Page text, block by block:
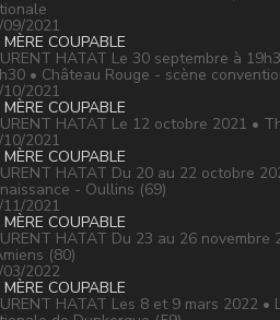
09/2021
COUPABLE
HATAT Le 30 septembre à
• Château Rouge - scène
10/2021
COUPABLE
HATAT Le 12 octobre 2021 •
10/2021
COUPABLE
HATAT Du 20 au 22 octobre
- Oullins (69)
11/2021
COUPABLE
HATAT Du 23 au 26 novembre
(80)
03/2022
COUPABLE
HATAT Les 8 et 9 mars 2022 •